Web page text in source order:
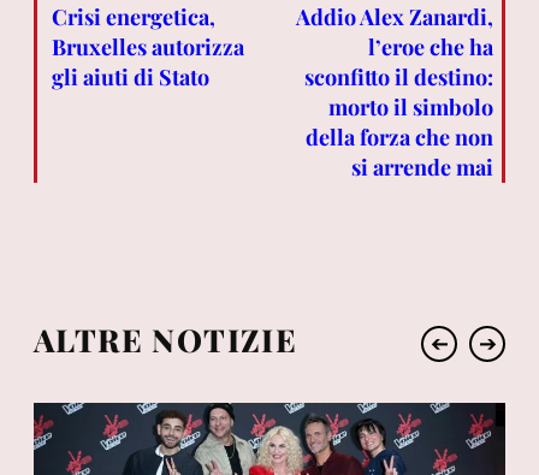
Crisi energetica,
Bruxelles autorizza
gli aiuti di Stato
Addio Alex Zanardi,
l’eroe che ha
sconfitto il destino:
morto il simbolo
della forza che non
si arrende mai
ALTRE NOTIZIE ➔ ➔